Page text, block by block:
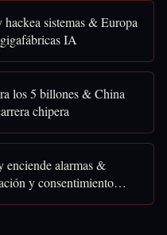
hackea sistemas & Europa
IA
los 5 billones & China
chipera
enciende alarmas &
y consentimiento